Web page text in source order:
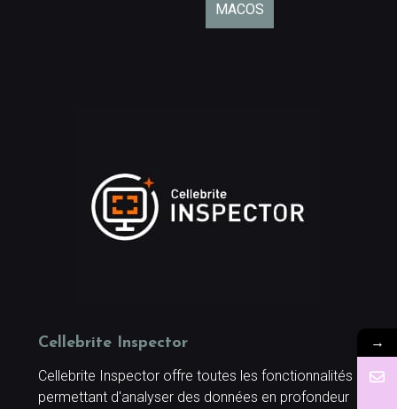
MACOS
Cellebrite Inspector
Cellebrite Inspector offre toutes les fonctionnalités
permettant d'analyser des données en profondeur
→